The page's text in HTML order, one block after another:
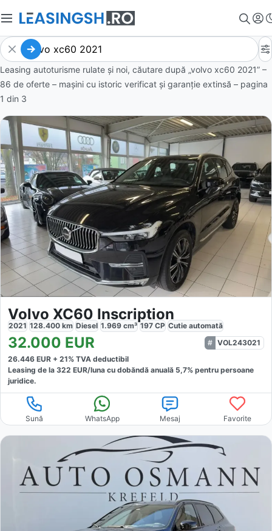
Leasing autoturisme rulate și noi, căutare după „volvo xc60 2021” –
86 de oferte – mașini cu istoric verificat și garanție extinsă – pagina
1 din 3
Volvo XC60 Inscription
2021 128.400 km Diesel 1.969 cm³ 197 CP Cutie automată
32.000 EUR
VOL243021
26.446 EUR + 21% TVA deductibil
Leasing de la 322 EUR/luna cu dobăndă anuală 5,7% pentru persoane
juridice.
Sună WhatsApp Mesaj Favorite